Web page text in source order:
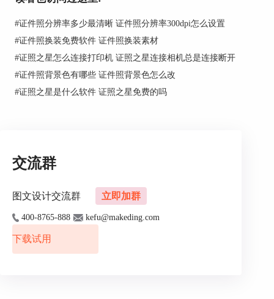
在头发不是黑色的情况下，想要把头发P成黑色，
有什么证件照工具能处理呢？下面我们就以这个发
色偏紫的人物为例，来告诉大家如何使用证件照工
具将证件照头发P黑。
角“创建新的填充或调整图层”符号，选择“可选颜
图3：选择“可选颜色”
然后在“颜色”中选择偏向你发色的颜色，小编在这
里选择“洋红”，然后移动“青色”、“洋红”、“黄
#证件照分辨率多少最清晰 证件照分辨率300dpi怎么设置
#证件照换装免费软件 证件照换装素材
#证照之星怎么连接打印机 证照之星连接相机总是连接断开
#证件照背景色有哪些 证件照背景色怎么改
#证照之星是什么软件 证照之星免费的吗
交流群
图文设计交流群 立即加群
400-8765-888 kefu@makeding.com
下载试用